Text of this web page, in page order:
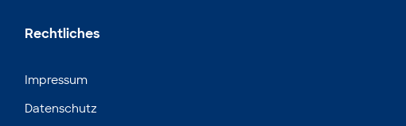
Rechtliches
Impressum
Datenschutz